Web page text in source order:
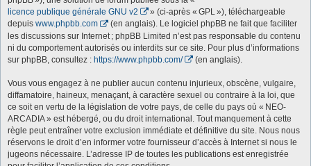
licence publique générale GNU v2
» (ci-après « GPL »), téléchargeable
depuis www.phpbb.com
(en anglais). Le logiciel phpBB ne fait que faciliter
les discussions sur Internet ; phpBB Limited n’est pas responsable du contenu
ni du comportement autorisés ou interdits sur ce site. Pour plus d’informations
sur phpBB, consultez : https://www.phpbb.com/ (en anglais).
Vous vous engagez à ne publier aucun contenu injurieux, obscène, vulgaire,
diffamatoire, haineux, menaçant, à caractère sexuel ou contraire à la loi, que
ce soit en vertu de la législation de votre pays, de celle du pays où « NEO-
ARCADIA » est hébergé, ou du droit international. Tout manquement à cette
règle peut entraîner votre exclusion immédiate et définitive du site. Nous nous
réservons le droit d’en informer votre fournisseur d’accès à Internet si nous le
jugeons nécessaire. L’adresse IP de toutes les publications est enregistrée